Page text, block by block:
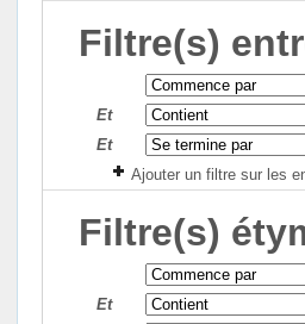
Filtre(s)
Et
Et
Ajouter un filtre sur les
Filtre(s)
Et